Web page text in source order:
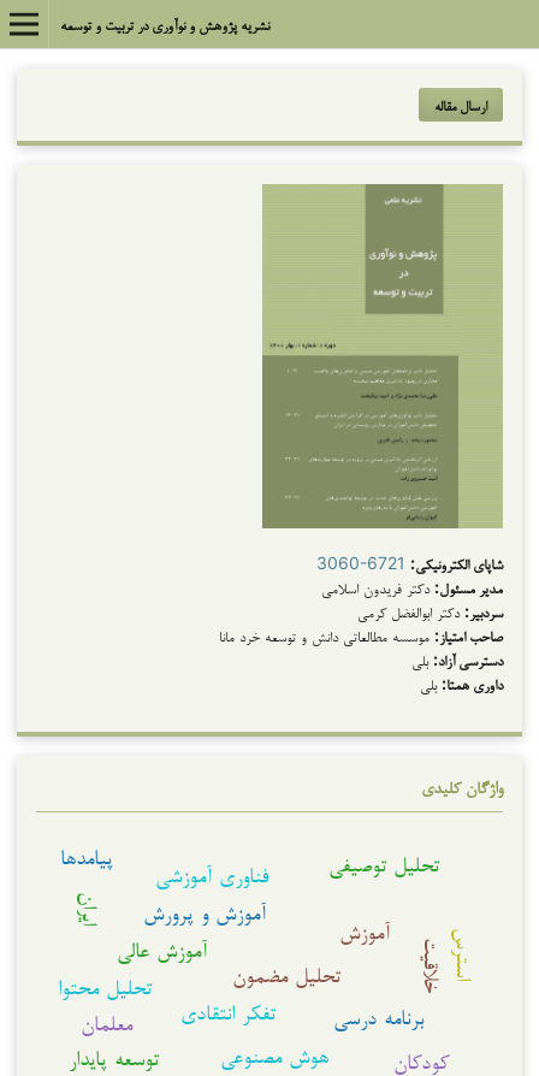
نشریه پژوهش و نوآوری در تربیت و توسعه
ارسال مقاله
شاپای الکترونیکی: 3060-6721
مدیر مسئول: دکتر فریدون اسلامی
سردبیر: دکتر ابوالفضل کرمی
صاحب امتیاز: موسسه مطالعاتی دانش و توسعه خرد مانا
دسترسی آزاد: بلی
داوری همتا: بلی
واژگان کلیدی
تحلیل مضمون
تفکر انتقادی
آموزش
آموزش عالی
برنامه درسی
هوش مصنوعی
آموزش و پرورش
فناوری آموزشی تحلیل توصیفی
تحلیل محتوا
توسعه پایدار
خلاقیت
معلمان
ایران
پیامدها
کودکان
استرس